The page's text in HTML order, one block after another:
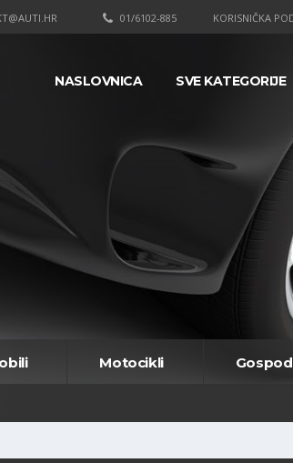
KORISNIČKA
01/6102-885
NASLOVNICA SVE KATEGORIJE
Motocikli